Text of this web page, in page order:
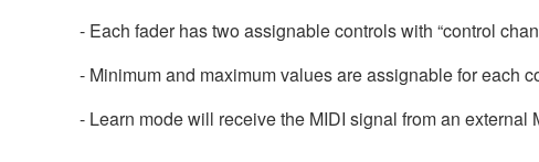
- Each fader has two assignable controls with “control
- Minimum and maximum values are assignable for each
- Learn mode will receive the MIDI signal from an